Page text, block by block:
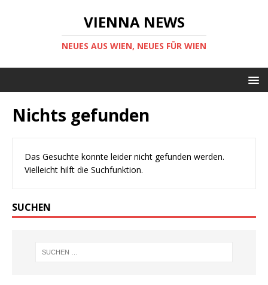
VIENNA NEWS
NEUES AUS WIEN, NEUES FÜR WIEN
Nichts gefunden
Das Gesuchte konnte leider nicht gefunden werden.
Vielleicht hilft die Suchfunktion.
SUCHEN